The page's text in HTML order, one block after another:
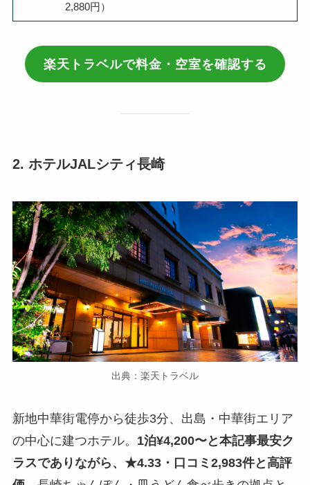
2,880円）
楽天トラベルで料金・空室を確認する
2. ホテルJALシティ長崎
出典：楽天トラベル
新地中華街電停から徒歩3分、出島・中華街エリア
の中心に建つホテル。 1泊¥4,200〜と本記事最安ク
ラスでありながら、★4.33・口コミ2,983件と高評